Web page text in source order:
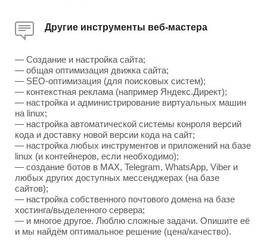
Другие инструменты веб-мастера
— Создание и настройка сайта;
— общая оптимизация движка сайта;
— SEO-оптимизация (для поисковых систем);
— контекстная реклама (например Яндекс.Директ);
— настройка и администрирование виртуальных машин
на linux;
— настройка автоматической системы конроля версий
кода и доставку новой версии кода на сайт;
— настройка любых инструментов и приложений на базе
linux (и контейнеров, если необходимо);
— создание ботов в MAX, Telegram, WhatsApp, Viber и
любых других доступных мессенджерах (на базе
сайтов);
— настройка собственного почтового домена на базе
хостинга/выделенного сервера;
— и многое другое. Люблю сложные задачи. Опишите её
и мы найдём оптимальное решение (цена/качество).